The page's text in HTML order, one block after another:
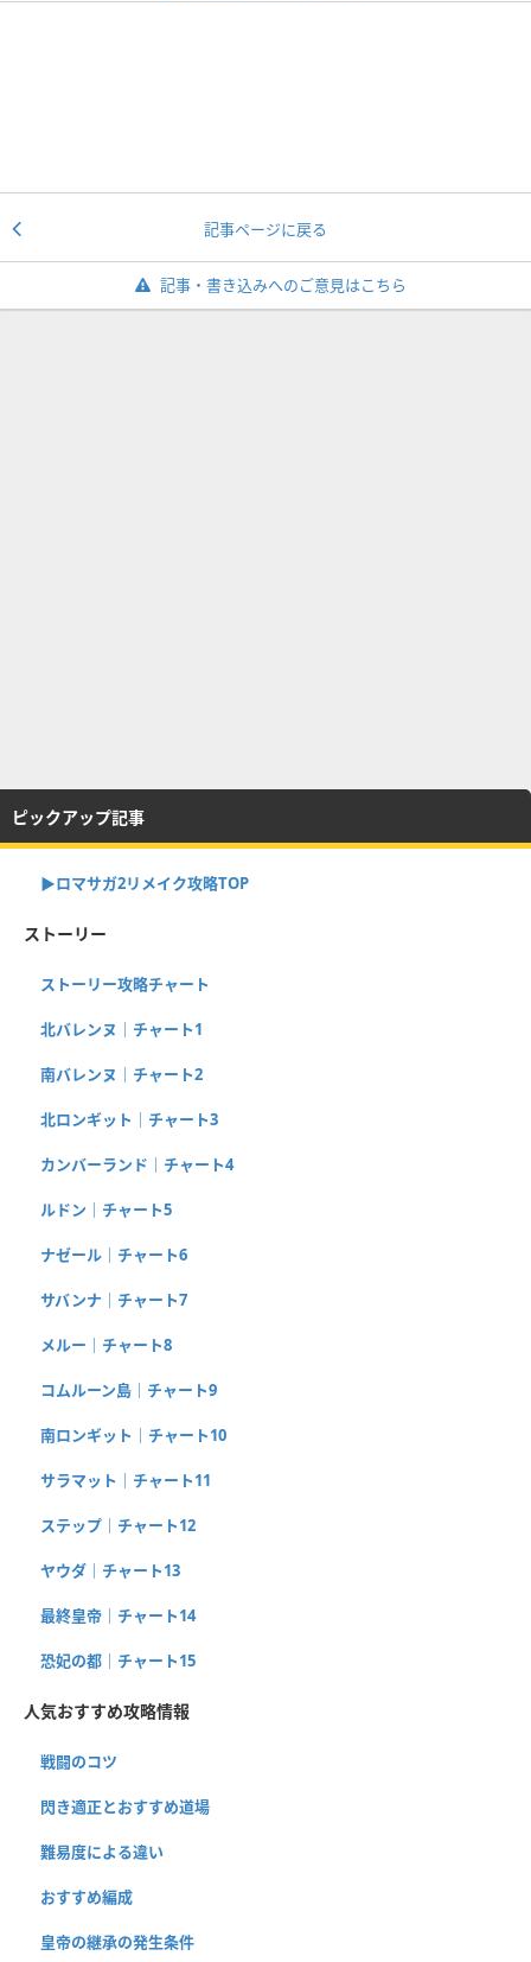
記事ページに戻る
記事・書き込みへのご意見はこちら
ピックアップ記事
▶︎ロマサガ2リメイク攻略TOP
ストーリー
ストーリー攻略チャート
北バレンヌ｜チャート1
南バレンヌ｜チャート2
北ロンギット｜チャート3
カンバーランド｜チャート4
ルドン｜チャート5
ナゼール｜チャート6
サバンナ｜チャート7
メルー｜チャート8
コムルーン島｜チャート9
南ロンギット｜チャート10
サラマット｜チャート11
ステップ｜チャート12
ヤウダ｜チャート13
最終皇帝｜チャート14
恐妃の都｜チャート15
人気おすすめ攻略情報
戦闘のコツ
閃き適正とおすすめ道場
難易度による違い
おすすめ編成
皇帝の継承の発生条件